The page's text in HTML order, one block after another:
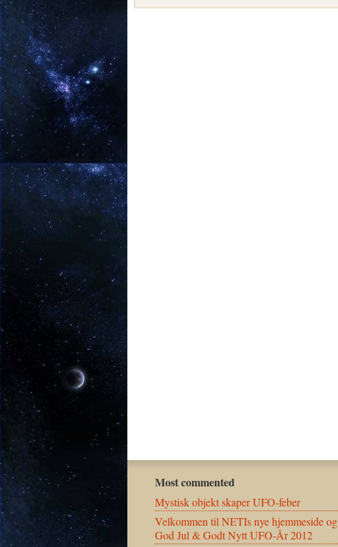
Most commented
Mystisk objekt skaper UFO-feber
Velkommen til NETIs nye hjemmeside og
God Jul & Godt Nytt UFO-År 2012